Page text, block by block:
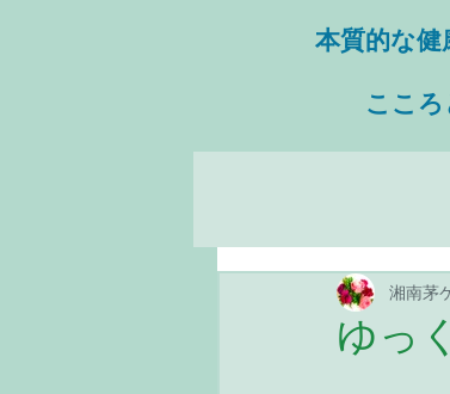
本質的な健
こころ
ゆっ
湘南茅